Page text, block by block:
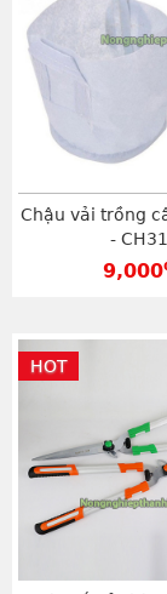
Chậu vải trồng
- CH31
9,000
HOT